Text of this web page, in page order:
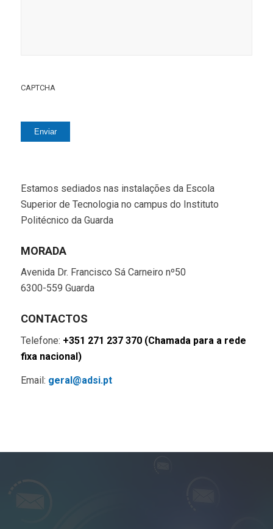
CAPTCHA
Enviar
Estamos sediados nas instalações da Escola
Superior de Tecnologia no campus do Instituto
Politécnico da Guarda
MORADA
Avenida Dr. Francisco Sá Carneiro nº50
6300-559 Guarda
CONTACTOS
Telefone: +351 271 237 370 (Chamada para a rede
fixa nacional)
Email: geral@adsi.pt